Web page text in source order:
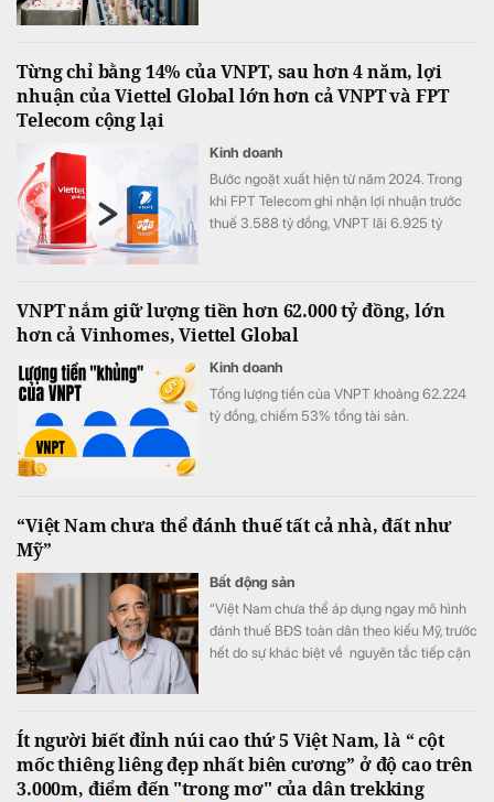
Từng chỉ bằng 14% của VNPT, sau hơn 4 năm, lợi
nhuận của Viettel Global lớn hơn cả VNPT và FPT
Telecom cộng lại
Kinh doanh
Bước ngoặt xuất hiện từ năm 2024. Trong
khi FPT Telecom ghi nhận lợi nhuận trước
thuế 3.588 tỷ đồng, VNPT lãi 6.925 tỷ
VNPT nắm giữ lượng tiền hơn 62.000 tỷ đồng, lớn
hơn cả Vinhomes, Viettel Global
Kinh doanh
Tổng lượng tiền của VNPT khoảng 62.224
tỷ đồng, chiếm 53% tổng tài sản.
“Việt Nam chưa thể đánh thuế tất cả nhà, đất như
Mỹ”
Bất động sản
“Việt Nam chưa thể áp dụng ngay mô hình
đánh thuế BĐS toàn dân theo kiểu Mỹ, trước
hết do sự khác biệt về nguyên tắc tiếp cận
Ít người biết đỉnh núi cao thứ 5 Việt Nam, là “ cột
mốc thiêng liêng đẹp nhất biên cương” ở độ cao trên
3.000m, điểm đến "trong mơ" của dân trekking